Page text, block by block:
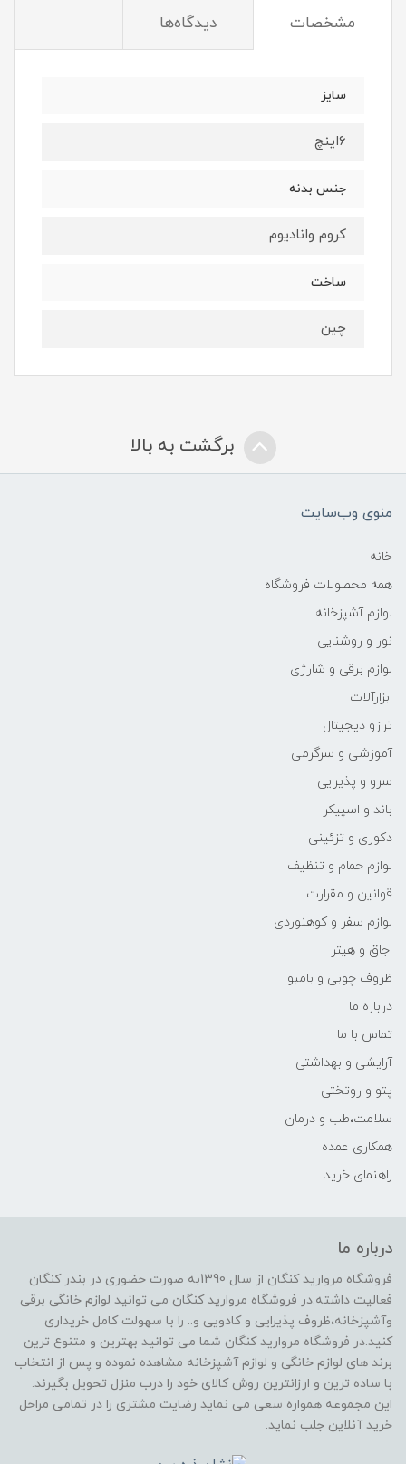
مشخصات دیدگاه‌ها
سایز
۶اینچ
جنس بدنه
کروم وانادیوم
ساخت
چین
برگشت به بالا
منوی وب‌سایت
خانه
همه محصولات فروشگاه
لوازم آشپزخانه
نور و روشنایی
لوازم برقی و شارژی
ابزارآلات
ترازو دیجیتال
آموزشی و سرگرمی
سرو و پذیرایی
باند و اسپیکر
دکوری و تزئینی
لوازم حمام و تنظیف
قوانین و مقرارت
لوازم سفر و کوهنوردی
اجاق و هیتر
ظروف چوبی و بامبو
درباره ما
تماس با ما
آرایشی و بهداشتی
پتو و روتختی
سلامت،طب و درمان
همکاری عمده
راهنمای خرید
درباره ما
فروشگاه مروارید کنگان از سال 1390به صورت حضوری در بندر کنگان
فعالیت داشته.در فروشگاه مروارید کنگان می توانید لوازم خانگی برقی
وآشپزخانه،ظروف پذیرایی و کادویی و.. را با سهولت کامل خریداری
کنید.در فروشگاه مروارید کنگان شما می توانید بهترین و متنوع ترین
برند های لوازم خانگی و لوازم آشپزخانه مشاهده نموده و پس از انتخاب
با ساده ترین و ارزانترین روش کالای خود را درب منزل تحویل بگیرند.
این مجموعه همواره سعی می نماید رضایت مشتری را در تمامی مراحل
خرید آنلاین جلب نماید.